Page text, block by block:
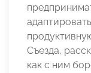
Съезда,
как с ним